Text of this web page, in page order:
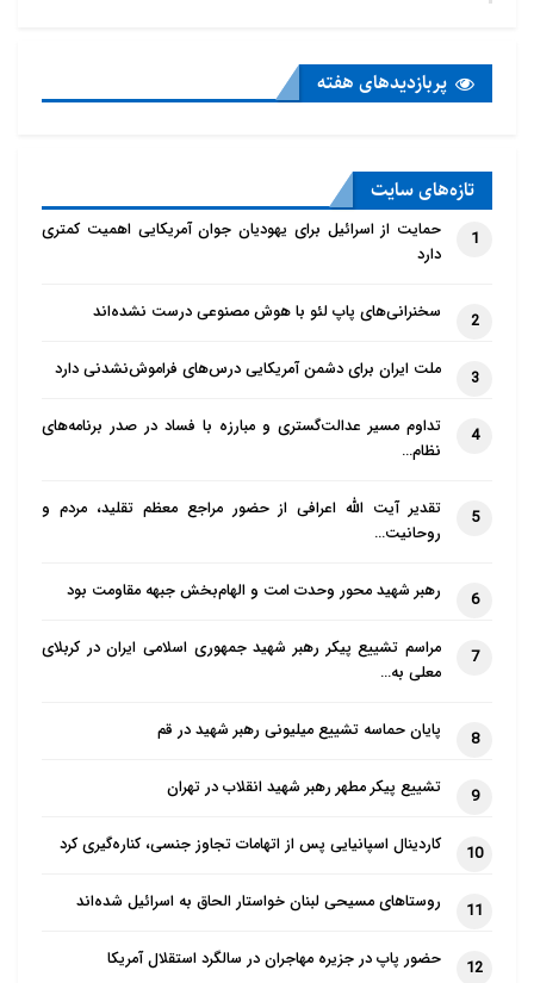
پربازدید‌های هفته
تازه‌‌های سایت
1
حمایت از اسرائیل برای یهودیان جوان آمریکایی اهمیت کمتری
دارد
2 سخنرانی‌های پاپ لئو با هوش مصنوعی درست نشده‌اند
3 ملت ایران برای دشمن آمریکایی درس‌های فراموش‌نشدنی دارد
4
تداوم مسیر عدالت‌گستری و مبارزه با فساد در صدر برنامه‌های
نظام…
5
تقدیر آیت الله اعرافی از حضور مراجع معظم تقلید، مردم و
روحانیت…
6 رهبر شهید محور وحدت امت و الهام‌بخش جبهه مقاومت بود
7
مراسم تشییع پیکر رهبر شهید جمهوری اسلامی ایران در کربلای
معلی به…
8 پایان حماسه تشییع میلیونی رهبر شهید در قم
9 تشییع پیکر مطهر رهبر شهید انقلاب در تهران
10 کاردینال اسپانیایی پس از اتهامات تجاوز جنسی، کناره‌گیری کرد
11 روستاهای مسیحی لبنان خواستار الحاق به اسرائیل شده‌اند
12 حضور پاپ در جزیره مهاجران در سالگرد استقلال آمریکا